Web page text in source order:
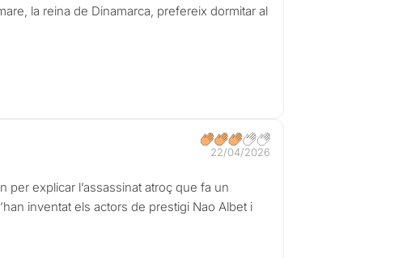
la reina de Dinamarca, prefereix dormitar al
22/04/2026
explicar l’assassinat atroç que fa un
inventat els actors de prestigi Nao Albet i